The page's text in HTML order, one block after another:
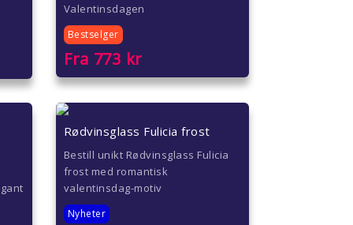
Valentinsdagen
Bestselger
Fra 773 kr
Rødvinsglass Fulicia frost
Bestill unikt Rødvinsglass Fulicia
frost med romantisk
valentinsdag-motiv
Nyheter